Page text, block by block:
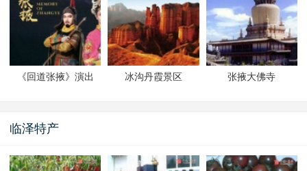
《回道张掖》演出 冰沟丹霞景区 张掖大佛寺
临泽特产